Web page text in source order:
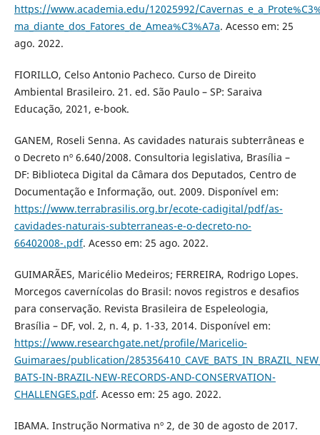
https://www.academia.edu/12025992/
ma_diante_dos_Fatores_de_Amea%C3%A7a. Acesso em: 25
ago. 2022.
FIORILLO, Celso Antonio Pacheco. Curso de Direito
Ambiental Brasileiro. 21. ed. São Paulo – SP: Saraiva
Educação, 2021, e-book.
GANEM, Roseli Senna. As cavidades naturais subterrâneas e
o Decreto nº 6.640/2008. Consultoria legislativa, Brasília –
DF: Biblioteca Digital da Câmara dos Deputados, Centro de
Documentação e Informação, out. 2009. Disponível em:
https://www.terrabrasilis.org.br/ecote-cadigital/pdf/as-
cavidades-naturais-subterraneas-e-o-decreto-no-
66402008-.pdf. Acesso em: 25 ago. 2022.
GUIMARÃES, Maricélio Medeiros; FERREIRA, Rodrigo Lopes.
Morcegos cavernícolas do Brasil: novos registros e desafios
para conservação. Revista Brasileira de Espeleologia,
Brasília – DF, vol. 2, n. 4, p. 1-33, 2014. Disponível em:
https://www.researchgate.net/profile/Maricelio-
Guimaraes/publication/
BATS-IN-BRAZIL-NEW-RECORDS-AND-CONSERVATION-
CHALLENGES.pdf. Acesso em: 25 ago. 2022.
IBAMA. Instrução Normativa nº 2, de 30 de agosto de 2017.